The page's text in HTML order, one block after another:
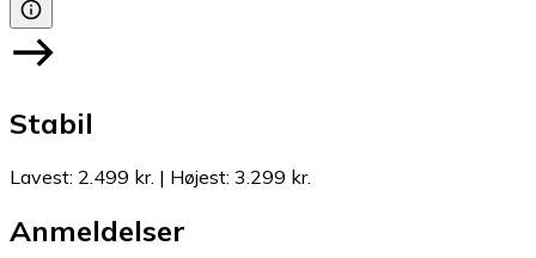
Stabil
Lavest: 2.499 kr. | Højest: 3.299 kr.
Anmeldelser